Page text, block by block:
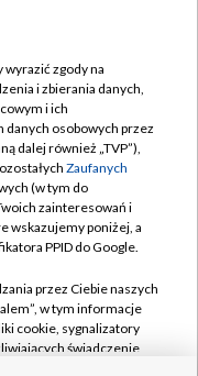
zgody na
i zbierania danych,
i ich
danych osobowych przez
dalej również „TVP”),
Zaufanych
(w tym do
zainteresowań i
wskazujemy poniżej, a
PPID do Google.
przez Ciebie naszych
w tym informacje
cookie, sygnalizatory
świadczenie